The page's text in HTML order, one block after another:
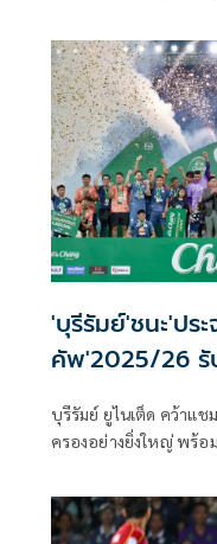
งานเป็นที่ประจักษ์ รวม
นอกสนาม
'บุรีรัมย์'ชนะ'ปร
คัพ'2025/26 รั
บุรีรัมย์ ยูไนเต็ด คว้าแ
ครองอย่างยิ่งใหญ่ พร้อ